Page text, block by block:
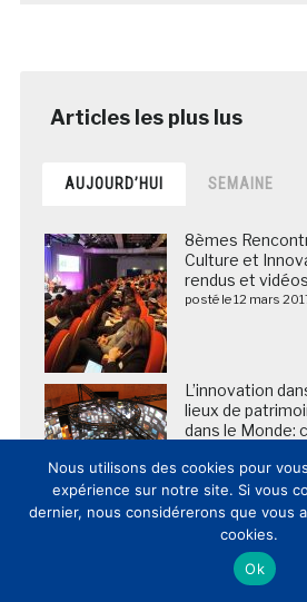
AUJOURD’HUI SEMAINE
8èmes
Culture et
rendus et
posté le 12 mars
L’innovation
lieux de
dans le Monde:
posté le 13 février
La BNF envoie
numériques de
manuscrits des
Nous utilisons des cookies pour
expérience sur notre site. Si vous
dernier, nous considérerons que vous
cookies.
Ok